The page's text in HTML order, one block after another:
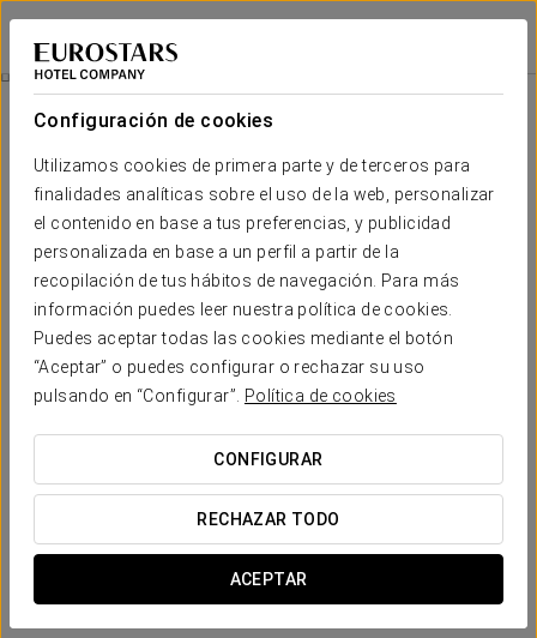
Configuración de cookies
Utilizamos cookies de primera parte y de terceros para
finalidades analíticas sobre el uso de la web, personalizar
el contenido en base a tus preferencias, y publicidad
personalizada en base a un perfil a partir de la
recopilación de tus hábitos de navegación. Para más
información puedes leer nuestra política de cookies.
Puedes aceptar todas las cookies mediante el botón
“Aceptar” o puedes configurar o rechazar su uso
pulsando en “Configurar”.
Política de cookies
CONFIGURAR
RECHAZAR TODO
ACEPTAR
Eurostars Gran Hotel La Toja
PONTEVEDRA - O GROVE
Reservar Salones